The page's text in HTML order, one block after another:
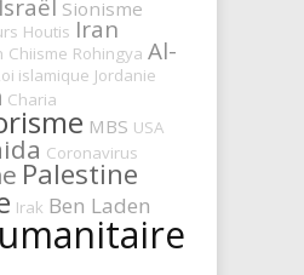
Israël Sionisme
Houtis Iran
Chiisme Rohingya Al-
islamique Jordanie
Charia
MBS USA
Coronavirus
Palestine
Irak Ben Laden